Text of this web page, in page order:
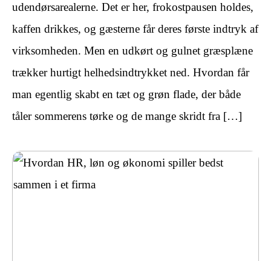
udendørsarealerne. Det er her, frokostpausen holdes,
kaffen drikkes, og gæsterne får deres første indtryk af
virksomheden. Men en udkørt og gulnet græsplæne
trækker hurtigt helhedsindtrykket ned. Hvordan får
man egentlig skabt en tæt og grøn flade, der både
tåler sommerens tørke og de mange skridt fra […]